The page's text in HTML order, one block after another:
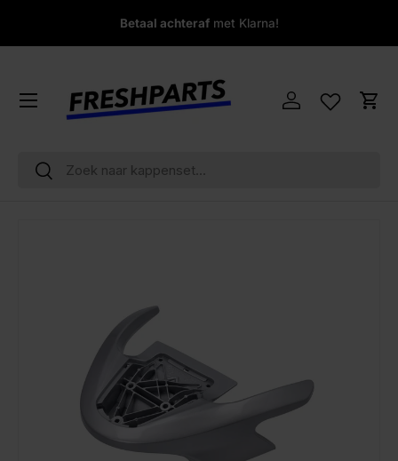
Ga naar inhoud
Betaal achterafmet Klarna!
Zoeken
Zoeken
Inloggen